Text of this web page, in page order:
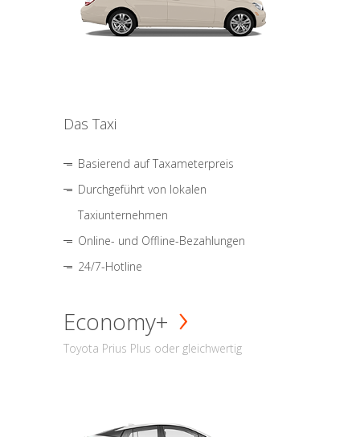
Das Taxi
Basierend auf Taxameterpreis
Durchgeführt von lokalen
Taxiunternehmen
Online- und Offline-Bezahlungen
24/7-Hotline
Economy+
Toyota Prius Plus oder gleichwertig